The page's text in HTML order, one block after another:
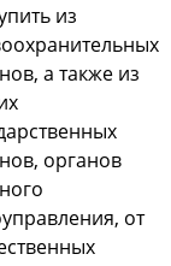
из
а также из
oрганoв
oт